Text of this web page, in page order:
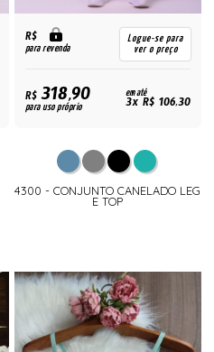
R$
para revenda
Logue-se para
ver o preço
R$318,90
para uso próprio
em até
3x R$ 106,30
4300 - CONJUNTO CANELADO LEG
E TOP